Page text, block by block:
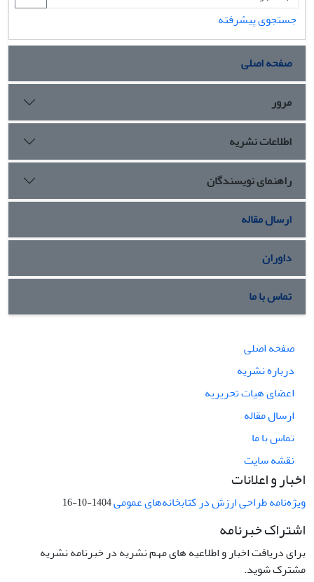
جستجوی پیشرفته
صفحه اصلی
مرور
اطلاعات نشریه
راهنمای نویسندگان
ارسال مقاله
داوران
تماس با ما
صفحه اصلی
درباره نشریه
اعضای هیات تحریریه
ارسال مقاله
تماس با ما
نقشه سایت
اخبار و اعلانات
ویژه‌نامه طراحی ارزش در کتابخانه‌های عمومی1404-10-16
اشتراک خبرنامه
برای دریافت اخبار و اطلاعیه های مهم نشریه در خبرنامه نشریه
مشترک شوید.